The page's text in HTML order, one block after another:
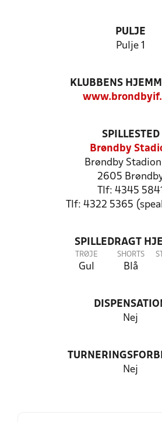
PULJE
Pulje 1
KLUBBENS
SPILLESTED
Brøndby
Brøndby
2605
Tlf: 4345 5841
Tlf: 4322 5365
SPILLEDRAGT
TRØJE
Gul
SHORTS
Blå
Nej
Nej